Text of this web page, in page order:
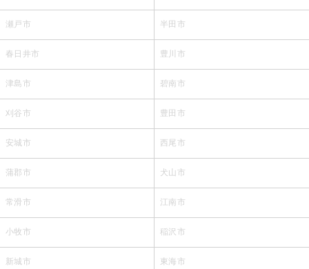
瀬戸市 半田市
春日井市 豊川市
津島市 碧南市
刈谷市 豊田市
安城市 西尾市
蒲郡市 犬山市
常滑市 江南市
小牧市 稲沢市
新城市 東海市